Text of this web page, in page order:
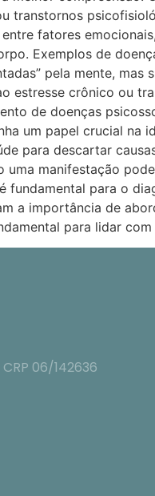
transtornos
fatores
Exemplos de
pela mente,
estresse crônico ou
de doenças
um papel crucial na
para descartar
uma manifestação
fundamental para o
a importância de
para lidar
06/142636